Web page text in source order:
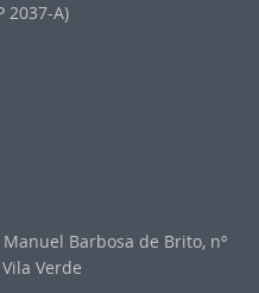
2037-A)
Manuel Barbosa de Brito, nº
Verde